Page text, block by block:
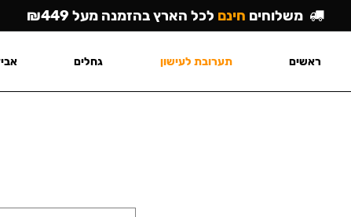
משלוחים חינם לכל הארץ בהזמנה מעל ₪449
ראשים תערובת לעישון גחלים